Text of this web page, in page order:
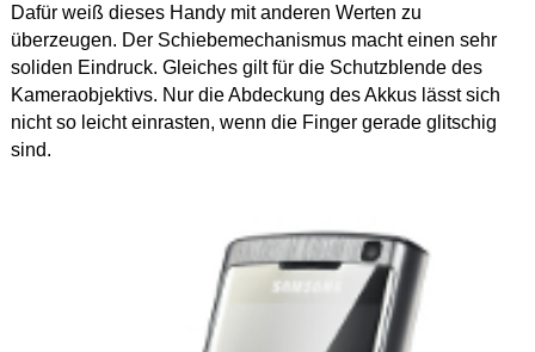
Dafür weiß dieses Handy mit anderen Werten zu
überzeugen. Der Schiebemechanismus macht einen sehr
soliden Eindruck. Gleiches gilt für die Schutzblende des
Kameraobjektivs. Nur die Abdeckung des Akkus lässt sich
nicht so leicht einrasten, wenn die Finger gerade glitschig
sind.